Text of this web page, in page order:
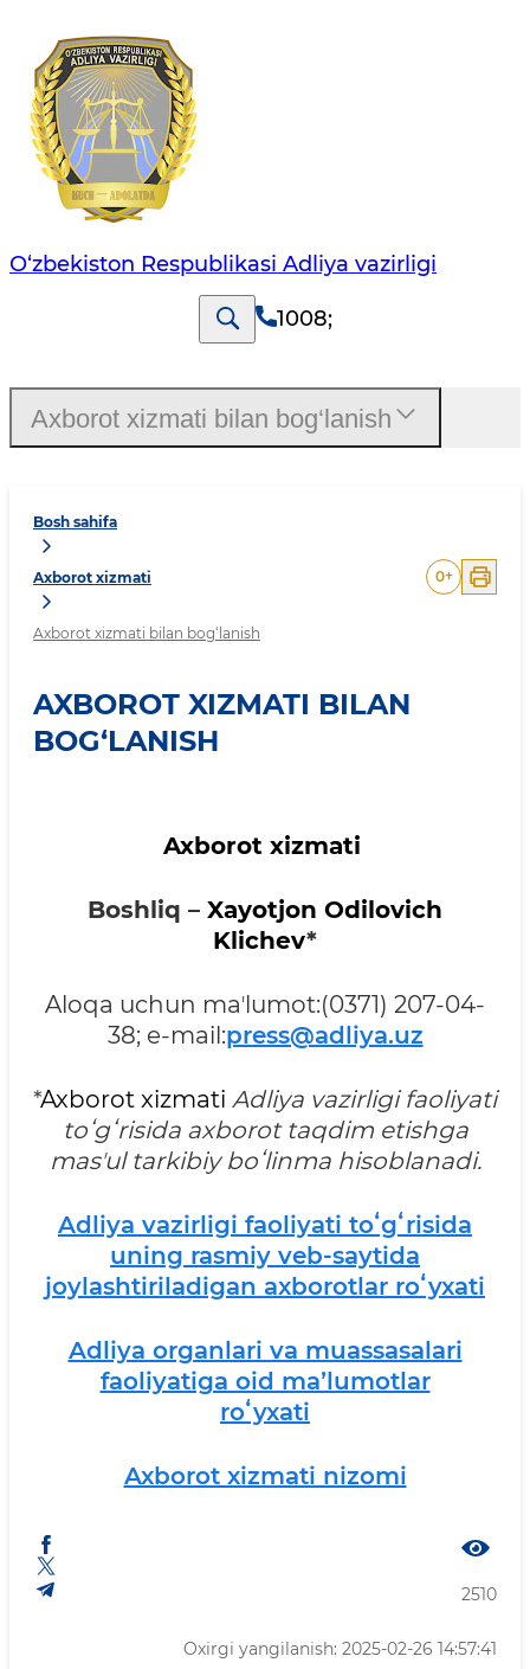
O‘zbekiston Respublikasi Adliya vazirligi
1008;
Bosh sahifa
Axborot xizmati
Axborot xizmati bilan bog‘lanish
0+
AXBOROT XIZMATI BILAN
BOG‘LANISH
Axborot xizmati
Boshliq – Xayotjon Odilovich
Klichev*
Aloqa uchun maʼlumot:(0371) 207-04-
38; e-mail:press@adliya.uz
*Axborot xizmati Adliya vazirligi faoliyati
toʻgʻrisida axborot taqdim etishga
masʼul tarkibiy boʻlinma hisoblanadi.
Adliya vazirligi faoliyati toʻgʻrisida
uning rasmiy veb-saytida
joylashtiriladigan axborotlar roʻyxati
Adliya organlari va muassasalari
faoliyatiga oid maʼlumotlar
roʻyxati
Axborot xizmati nizomi
2510
Oxirgi yangilanish: 2025-02-26 14:57:41
Axborot xizmati bilan bog‘lanish